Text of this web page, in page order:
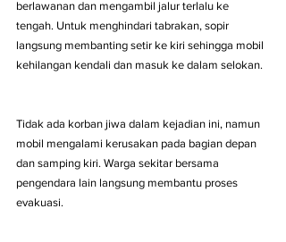
berlawanan dan mengambil jalur terlalu ke
tengah. Untuk menghindari tabrakan, sopir
langsung membanting setir ke kiri sehingga mobil
kehilangan kendali dan masuk ke dalam selokan.
Tidak ada korban jiwa dalam kejadian ini, namun
mobil mengalami kerusakan pada bagian depan
dan samping kiri. Warga sekitar bersama
pengendara lain langsung membantu proses
evakuasi.